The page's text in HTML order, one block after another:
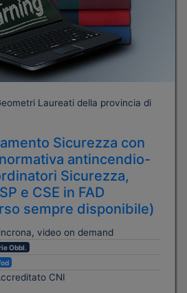
Laureati della provincia di
Sicurezza con
antincendio-
Sicurezza,
e CSE in FAD
sempre disponibile)
video on demand
Obbl.
CNI